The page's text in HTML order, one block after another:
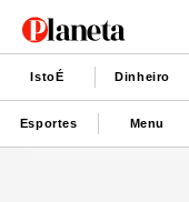
IstoÉ Dinheiro
Esportes Menu